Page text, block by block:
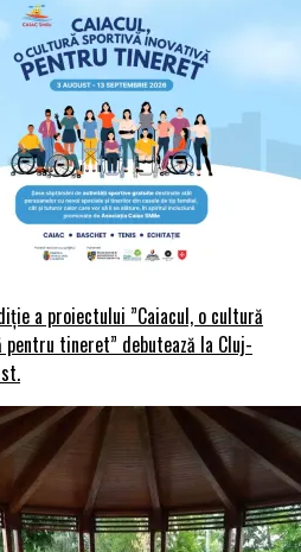
a proiectului ”Caiacul, o cultură
tineret” debutează la Cluj-